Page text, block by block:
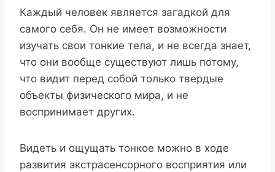
Каждый человек является загадкой для
самого себя. Он не имеет возможности
изучать свои тонкие тела, и не всегда знает,
что они вообще существуют лишь потому,
что видит перед собой только твердые
объекты физического мира, и не
воспринимает других.
Видеть и ощущать тонкое можно в ходе
развития экстрасенсорного восприятия или